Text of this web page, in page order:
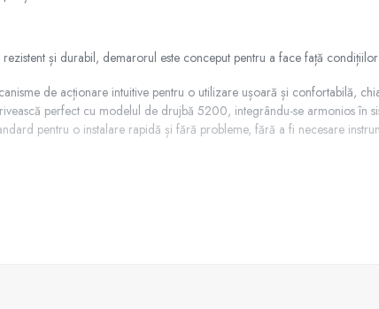
rezistent și durabil, demarorul este conceput pentru a face față
de acționare intuitive pentru o utilizare ușoară și confortabilă,
perfect cu modelul de drujbă 5200, integrându-se armonios în
pentru o instalare rapidă și fără probleme, fără a fi necesare